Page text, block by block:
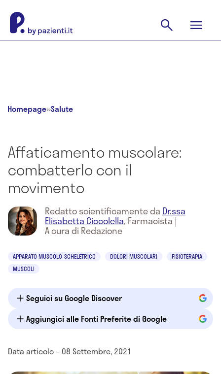
Homepage»Salute
Affaticamento muscolare:
combatterlo con il
movimento
Redatto scientificamente da Dr.ssa
Elisabetta Ciccolella, Farmacista |
A cura di Redazione
APPARATO MUSCOLO-SCHELETRICO DOLORI MUSCOLARI
FISIOTERAPIA
MUSCOLI
Seguici su Google Discover
Aggiungici alle Fonti Preferite di Google
Data articolo – 08 Settembre, 2021